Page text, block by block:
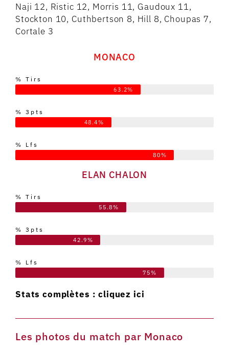
Naji 12, Ristic 12, Morris 11, Gaudoux 11,
Stockton 10, Cuthbertson 8, Hill 8, Choupas 7,
Cortale 3
MONACO
% Tirs
63.2%
% 3pts
48.4%
% Lfs
80%
ELAN CHALON
% Tirs
55.8%
% 3pts
42.9%
% Lfs
75%
Stats complètes :cliquez ici
Les photos du match par Monaco